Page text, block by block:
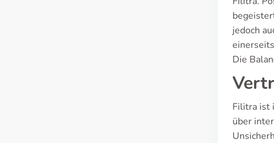
jedoch
Die
Filitra ist
über